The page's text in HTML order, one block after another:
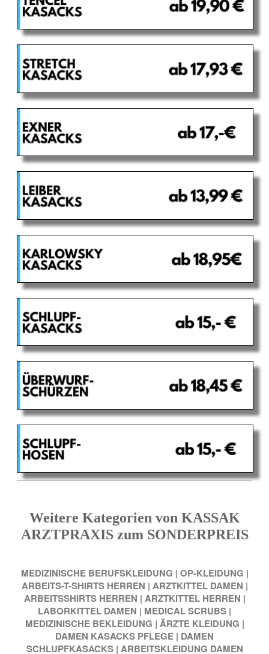
Weitere Kategorien von KASSAK
ARZTPRAXIS zum SONDERPREIS
MEDIZINISCHE BERUFSKLEIDUNG | OP-KLEIDUNG |
ARBEITS-T-SHIRTS HERREN | ARZTKITTEL DAMEN |
ARBEITSSHIRTS HERREN | ARZTKITTEL HERREN |
LABORKITTEL DAMEN | MEDICAL SCRUBS |
MEDIZINISCHE BEKLEIDUNG | ÄRZTE KLEIDUNG |
DAMEN KASACKS PFLEGE | DAMEN
SCHLUPFKASACKS | ARBEITSKLEIDUNG DAMEN